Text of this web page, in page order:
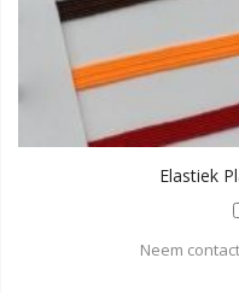
Elastiek
Neem